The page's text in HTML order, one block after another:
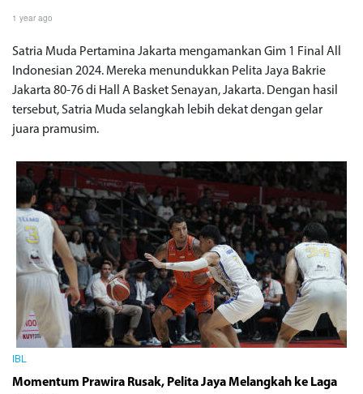
1 year ago
Satria Muda Pertamina Jakarta mengamankan Gim 1 Final All
Indonesian 2024. Mereka menundukkan Pelita Jaya Bakrie
Jakarta 80-76 di Hall A Basket Senayan, Jakarta. Dengan hasil
tersebut, Satria Muda selangkah lebih dekat dengan gelar
juara pramusim.
IBL
Momentum Prawira Rusak, Pelita Jaya Melangkah ke Laga